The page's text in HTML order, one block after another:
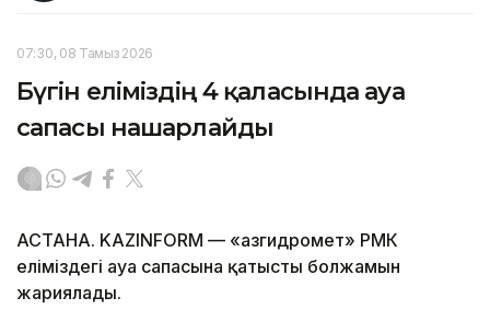
07:30, 08 Тамыз 2026
Бүгін еліміздің 4 қаласында ауа
сапасы нашарлайды
АСТАНА. KAZINFORM — «Қазгидромет» РМК
еліміздегі ауа сапасына қатысты болжамын
жариялады.